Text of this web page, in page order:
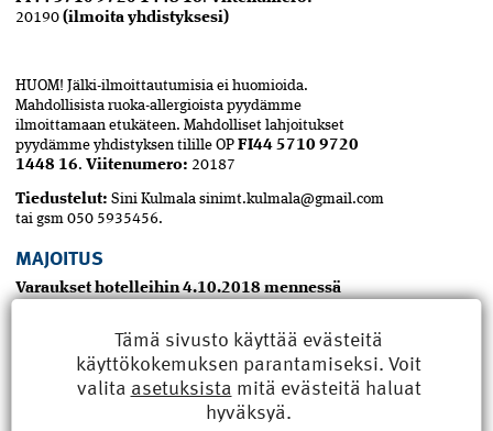
20190 (ilmoita yhdistyksesi)
HUOM! Jälki-ilmoittautumisia ei huomioida.
Mahdollisista ruoka-allergioista pyydämme
ilmoittamaan etukäteen. Mahdolliset lahjoitukset
pyydämme yhdistyksen tilille OP FI44 5710 9720
1448 16. Viitenumero: 20187
Tiedustelut: Sini Kulmala sinimt.kulmala@gmail.com
tai gsm 050 5935456.
MAJOITUS
Varaukset hotelleihin 4.10.2018 mennessä
view 1hh 125€/vrk 2hh 125€/vrk River view 2hh
135€/vrk Puh. 020 1234 700 sp:
Reservations.Finland@RadissonBlu.com
Hamburger Börs Hotelli Kauppiaskatu 6, Turku
Tämä sivusto käyttää evästeitä
käyttökokemuksen parantamiseksi. Voit
valita asetuksista mitä evästeitä haluat
hyväksyä.